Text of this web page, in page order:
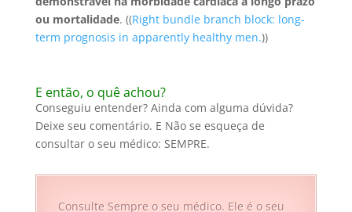
ou mortalidade. ((Right bundle branch block: long-
term prognosis in apparently healthy men.))
E então, o quê achou?
Conseguiu entender? Ainda com alguma dúvida?
Deixe seu comentário. E Não se esqueça de
consultar o seu médico: SEMPRE.
Consulte Sempre o seu médico. Ele é o seu